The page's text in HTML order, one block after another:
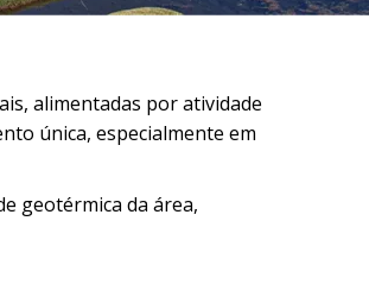
alimentadas por atividade
única, especialmente em
geotérmica da área,